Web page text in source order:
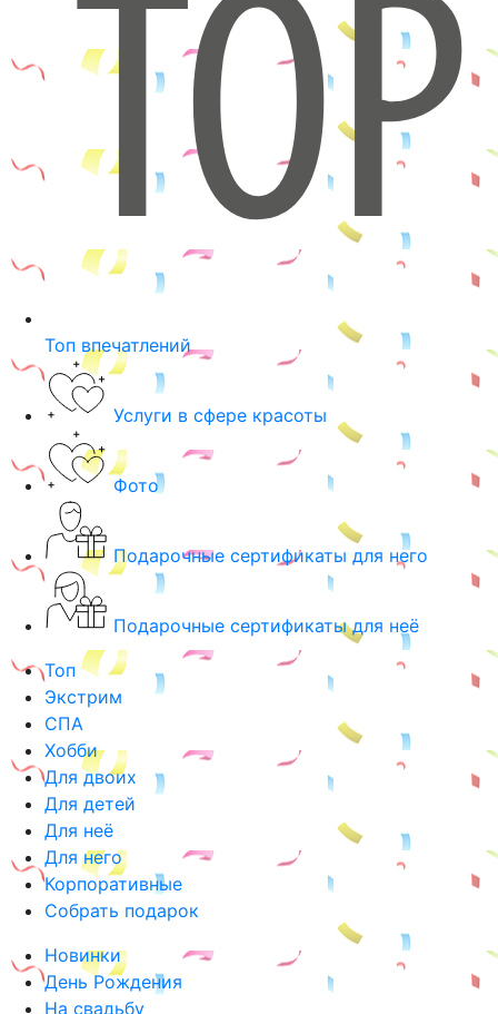
Топ впечатлений
Услуги в сфере красоты
Фото
Подарочные сертификаты для него
Подарочные сертификаты для неё
Топ
Экстрим
СПА
Хобби
Для двоих
Для детей
Для неё
Для него
Корпоративные
Собрать подарок
Новинки
День Рождения
На свадьбу